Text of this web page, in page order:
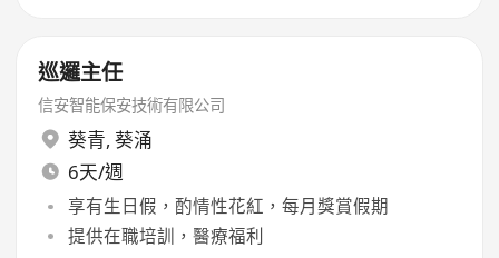
巡邏主任
信安智能保安技術有限公司
葵青, 葵涌
6天/週
享有生日假，酌情性花紅，每月獎賞假期
提供在職培訓，醫療福利